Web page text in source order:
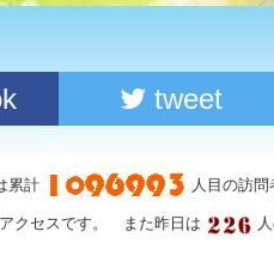
tweet
累計 人目の訪
クセスです。 また昨日は